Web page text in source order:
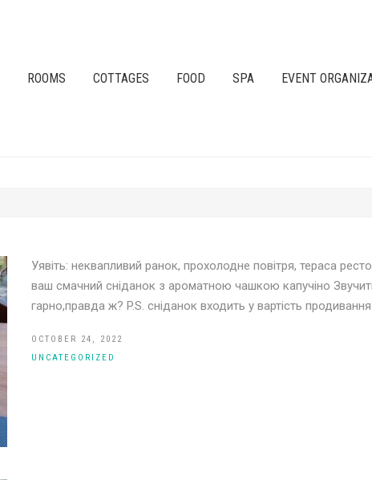
ROOMS COTTAGES FOOD SPA EVENT
Уявіть: неквапливий ранок, прохолодне повітря, тераса
ваш смачний сніданок з ароматною чашкою капучіно
гарно,правда ж? P.S. сніданок входить у вартість продивання
OCTOBER 24, 2022
UNCATEGORIZED